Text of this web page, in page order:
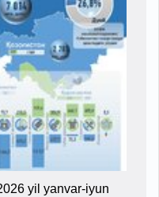
yil yanvar-iyun